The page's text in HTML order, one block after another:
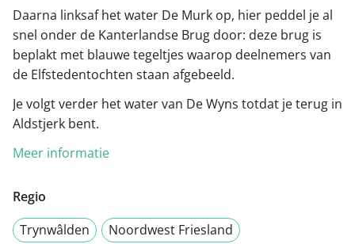
Daarna linksaf het water De Murk op, hier peddel je al
snel onder de Kanterlandse Brug door: deze brug is
beplakt met blauwe tegeltjes waarop deelnemers van
de Elfstedentochten staan afgebeeld.
Je volgt verder het water van De Wyns totdat je terug in
Aldstjerk bent.
Meer informatie
Regio
Trynwâlden
Noordwest Friesland